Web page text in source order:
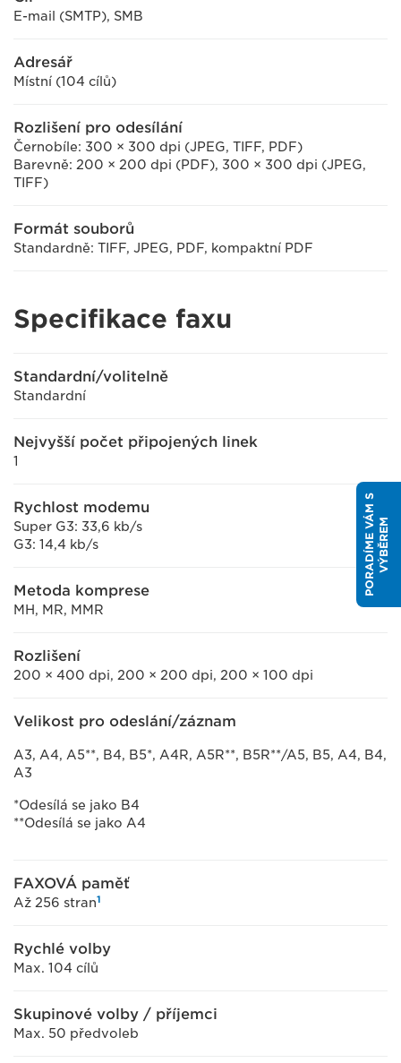
E-mail (SMTP), SMB
Adresář
Místní (104 cílů)
Rozlišení pro odesílání
Černobíle: 300 × 300 dpi (JPEG, TIFF, PDF)
Barevně: 200 × 200 dpi (PDF), 300 × 300 dpi (JPEG,
TIFF)
Formát souborů
Standardně: TIFF, JPEG, PDF, kompaktní PDF
Specifikace faxu
Standardní/volitelně
Standardní
Nejvyšší počet připojených linek
1
Rychlost modemu
Super G3: 33,6 kb/s
G3: 14,4 kb/s
Metoda komprese
MH, MR, MMR
Rozlišení
200 × 400 dpi, 200 × 200 dpi, 200 × 100 dpi
Velikost pro odeslání/záznam
A3, A4, A5**, B4, B5*, A4R, A5R**, B5R**/A5, B5, A4, B4,
A3
*Odesílá se jako B4
**Odesílá se jako A4
FAXOVÁ paměť
Až 256 stran1
Rychlé volby
Max. 104 cílů
Skupinové volby / příjemci
Max. 50 předvoleb
P
O
R
A
D
Í
M
E
V
Á
M
S
V
Ý
B
Ě
R
EM